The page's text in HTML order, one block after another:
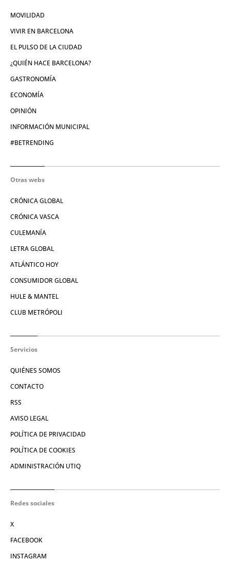
MOVILIDAD
VIVIR EN BARCELONA
EL PULSO DE LA CIUDAD
¿QUIÉN HACE BARCELONA?
GASTRONOMÍA
ECONOMÍA
OPINIÓN
INFORMACIÓN MUNICIPAL
#BETRENDING
Otras webs
CRÓNICA GLOBAL
CRÓNICA VASCA
CULEMANÍA
LETRA GLOBAL
ATLÁNTICO HOY
CONSUMIDOR GLOBAL
HULE & MANTEL
CLUB METRÓPOLI
Servicios
QUIÉNES SOMOS
CONTACTO
RSS
AVISO LEGAL
POLÍTICA DE PRIVACIDAD
POLÍTICA DE COOKIES
ADMINISTRACIÓN UTIQ
Redes sociales
X
FACEBOOK
INSTAGRAM